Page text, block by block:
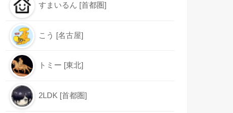
すまいるん [首都圏]
こう [名古屋]
トミー [東北]
2LDK [首都圏]